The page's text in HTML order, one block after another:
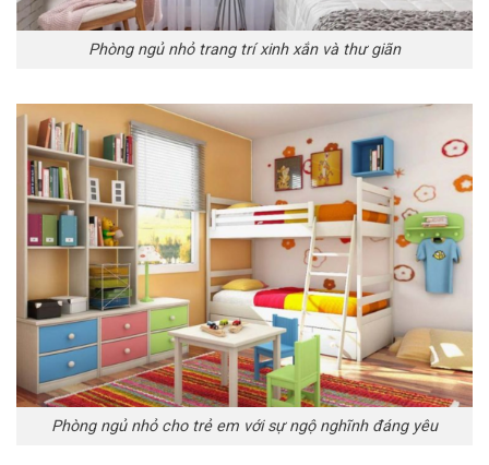
Phòng ngủ nhỏ trang trí xinh xắn và thư giãn
Phòng ngủ nhỏ cho trẻ em với sự ngộ nghĩnh đáng yêu